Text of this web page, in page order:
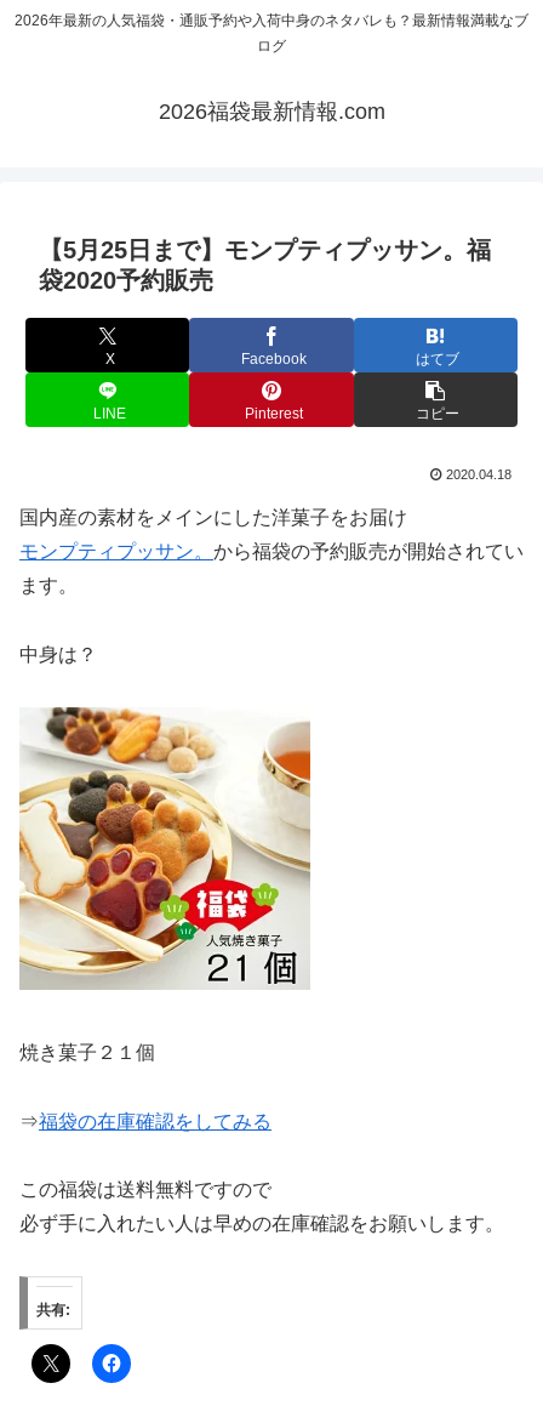
2026年最新の人気福袋・通販予約や入荷中身のネタバレも？最新情報満載なブ
ログ
2026福袋最新情報.com
【5月25日まで】モンプティプッサン。福
袋2020予約販売
X Facebook はてブ
LINE Pinterest コピー
2020.04.18
国内産の素材をメインにした洋菓子をお届け
モンプティプッサン。 から福袋の予約販売が開始されてい
ます。
中身は？
焼き菓子２１個
⇒福袋の在庫確認をしてみる
この福袋は送料無料ですので
必ず手に入れたい人は早めの在庫確認をお願いします。
共有: